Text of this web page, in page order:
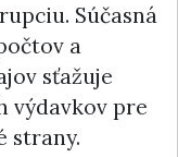
Súčasná
a
sťažuje
výdavkov pre
strany.